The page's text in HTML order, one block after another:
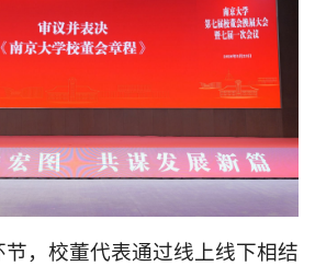
，校董代表通过线上线下相结